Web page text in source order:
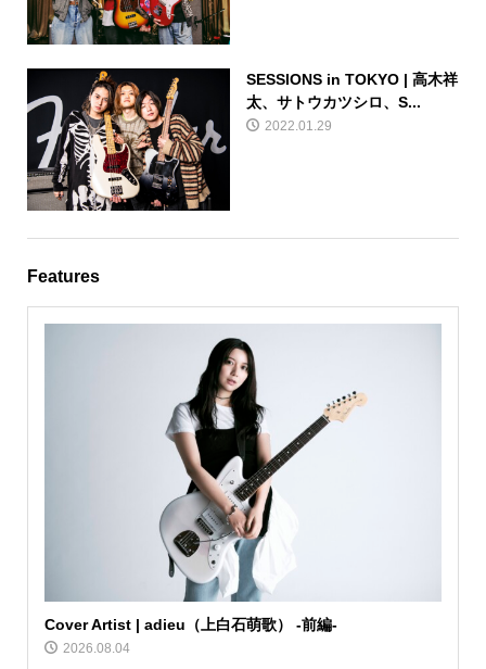
SESSIONS in TOKYO | 高木祥
太、サトウカツシロ、S...
2022.01.29
Features
Cover Artist | adieu（上白石萌歌） -前編-
2026.08.04